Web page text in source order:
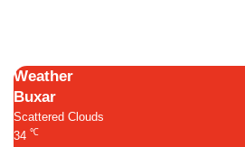
Weather
Buxar
Scattered Clouds
34 ℃